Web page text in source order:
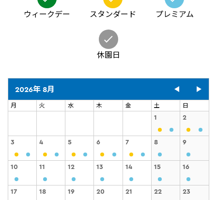
ウィークデー スタンダード プレミアム
休園日
2026年 8月
月 火 水 木 金 土 日
1 2
3 4 5 6 7 8 9
10 11 12 13 14 15 16
17 18 19 20 21 22 23